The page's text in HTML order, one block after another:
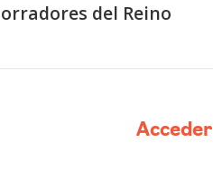
del Reino
Acceder